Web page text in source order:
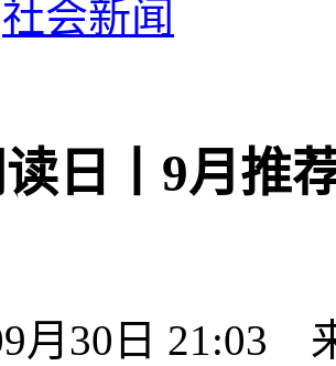
社会新闻
日丨9月推
月30日 21:03